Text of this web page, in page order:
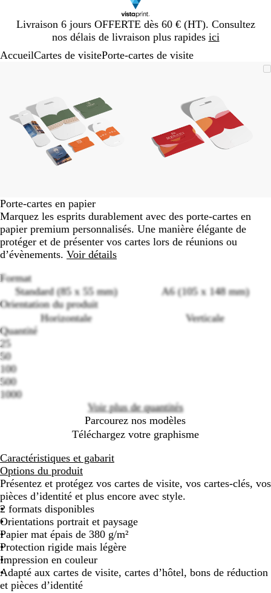
Livraison 6 jours OFFERTE dès 60 € (HT). Consultez
nos délais de livraison plus rapides ici
Diapositive
1
AccueilCartes de visitePorte-cartes de visite
plus
et
moins
pour
zoomer
fléchées
pour
faire
défiler
plus
et
moins
pour
pour
faire
défiler
Porte-cartes en papier
Marquez les esprits durablement avec des porte-cartes en
papier premium personnalisés. Une manière élégante de
protéger et de présenter vos cartes lors de réunions ou
d’évènements. Voir détails
Format
Standard (85 x 55 mm)
A6 (105 x 148 mm)
Orientation du produit
Horizontale
Verticale
Quantité
25
50
100
500
1000
Voir plus de quantités
Parcourez nos modèles
Téléchargez votre graphisme
Caractéristiques et gabarit
Options du produit
Présentez et protégez vos cartes de visite, vos cartes-clés, vos
pièces d’identité et plus encore avec style.
2 formats disponibles
Orientations portrait et paysage
Papier mat épais de 380 g/m²
Protection rigide mais légère
Impression en couleur
Adapté aux cartes de visite, cartes d’hôtel, bons de réduction
et pièces d’identité